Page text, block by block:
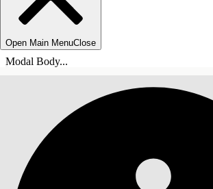
Open Main MenuClose
Modal Body...